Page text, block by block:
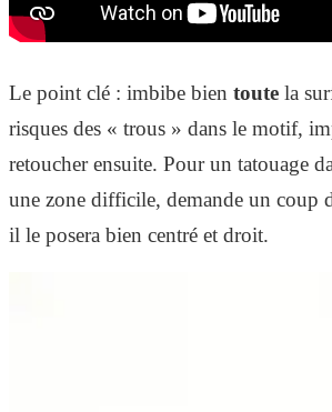
Le point clé : imbibe bien toute la
risques des « trous » dans le motif,
retoucher ensuite. Pour un tatouage
une zone difficile, demande un coup
il le posera bien centré et droit.